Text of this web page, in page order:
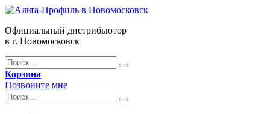
Официальный дистрибьютор
в г. Новомосковск
Корзина
Позвоните мне